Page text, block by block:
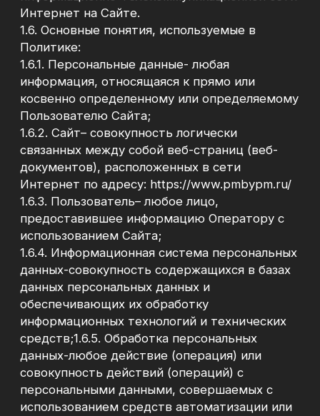
совокупность действий (операций) с
персональными данными, совершаемых с
использованием средств автоматизации или
без их использования. Обработка
числе:
сбор;
систематизацию;
накопление;
хранение;
уточнение (обновление, изменение);
извлечение;
использование;
передачу (распространение,
предоставление, доступ);
обезличивание;
блокирование;
удаление;
уничтожение.
1.6.6. Автоматизированная обработка
персональных данных- обработка
персональных данных с помощью средств
вычислительной техники;
1.6.7. Распространение персональных данных-
действия, направленные на раскрытие
кругу лиц;
1.6.8. Предоставление персональных данных-
действия, направленные на раскрытие
персональных данных определенному лицу
или определенному кругу лиц;
1.6.9. Обезличивание персональных данных-